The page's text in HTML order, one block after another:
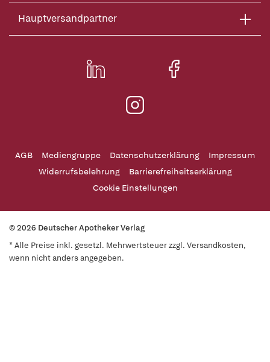
Hauptversandpartner
AGB Mediengruppe Datenschutzerklärung
Impressum
Widerrufsbelehrung
Barrierefreiheitserklärung
Cookie Einstellungen
© 2026 Deutscher Apotheker Verlag
* Alle Preise inkl. gesetzl. Mehrwertsteuer zzgl. Versandkosten,
wenn nicht anders angegeben.